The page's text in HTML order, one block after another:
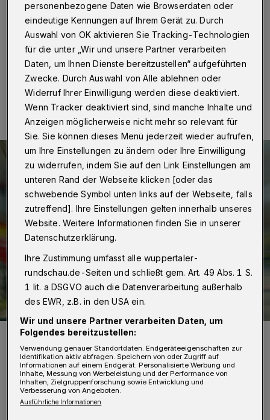
Wuppertal·Gleich an mehreren Stellen brannte es am
Mittwochabend (17. Juli 2019) im Bereich Am
Höfchen in Schöller.
Symbolbild.
Foto: Feuerwehr
personenbezogene Daten wie Browserdaten oder
eindeutige Kennungen auf Ihrem Gerät zu. Durch
Auswahl von OK aktivieren Sie Tracking-Technologien
für die unter „Wir und unsere Partner verarbeiten
Daten, um Ihnen Dienste bereitzustellen“ aufgeführten
Zwecke. Durch Auswahl von Alle ablehnen oder
Widerruf Ihrer Einwilligung werden diese deaktiviert.
Wenn Tracker deaktiviert sind, sind manche Inhalte und
Anzeigen möglicherweise nicht mehr so relevant für
Sie. Sie können dieses Menü jederzeit wieder aufrufen,
um Ihre Einstellungen zu ändern oder Ihre Einwilligung
zu widerrufen, indem Sie auf den Link Einstellungen am
unteren Rand der Webseite klicken [oder das
schwebende Symbol unten links auf der Webseite, falls
zutreffend]. Ihre Einstellungen gelten innerhalb unseres
Website. Weitere Informationen finden Sie in unserer
Datenschutzerklärung.
Ihre Zustimmung umfasst alle wuppertaler-
rundschau.de-Seiten und schließt gem. Art. 49 Abs. 1 S.
1 lit. a DSGVO auch die Datenverarbeitung außerhalb
des EWR, z.B. in den USA ein.
Wir und unsere Partner verarbeiten Daten, um
Folgendes bereitzustellen:
Verwendung genauer Standortdaten. Endgeräteeigenschaften zur
Identifikation aktiv abfragen. Speichern von oder Zugriff auf
Informationen auf einem Endgerät. Personalisierte Werbung und
Inhalte, Messung von Werbeleistung und der Performance von
Inhalten, Zielgruppenforschung sowie Entwicklung und
Verbesserung von Angeboten.
Ausführliche Informationen